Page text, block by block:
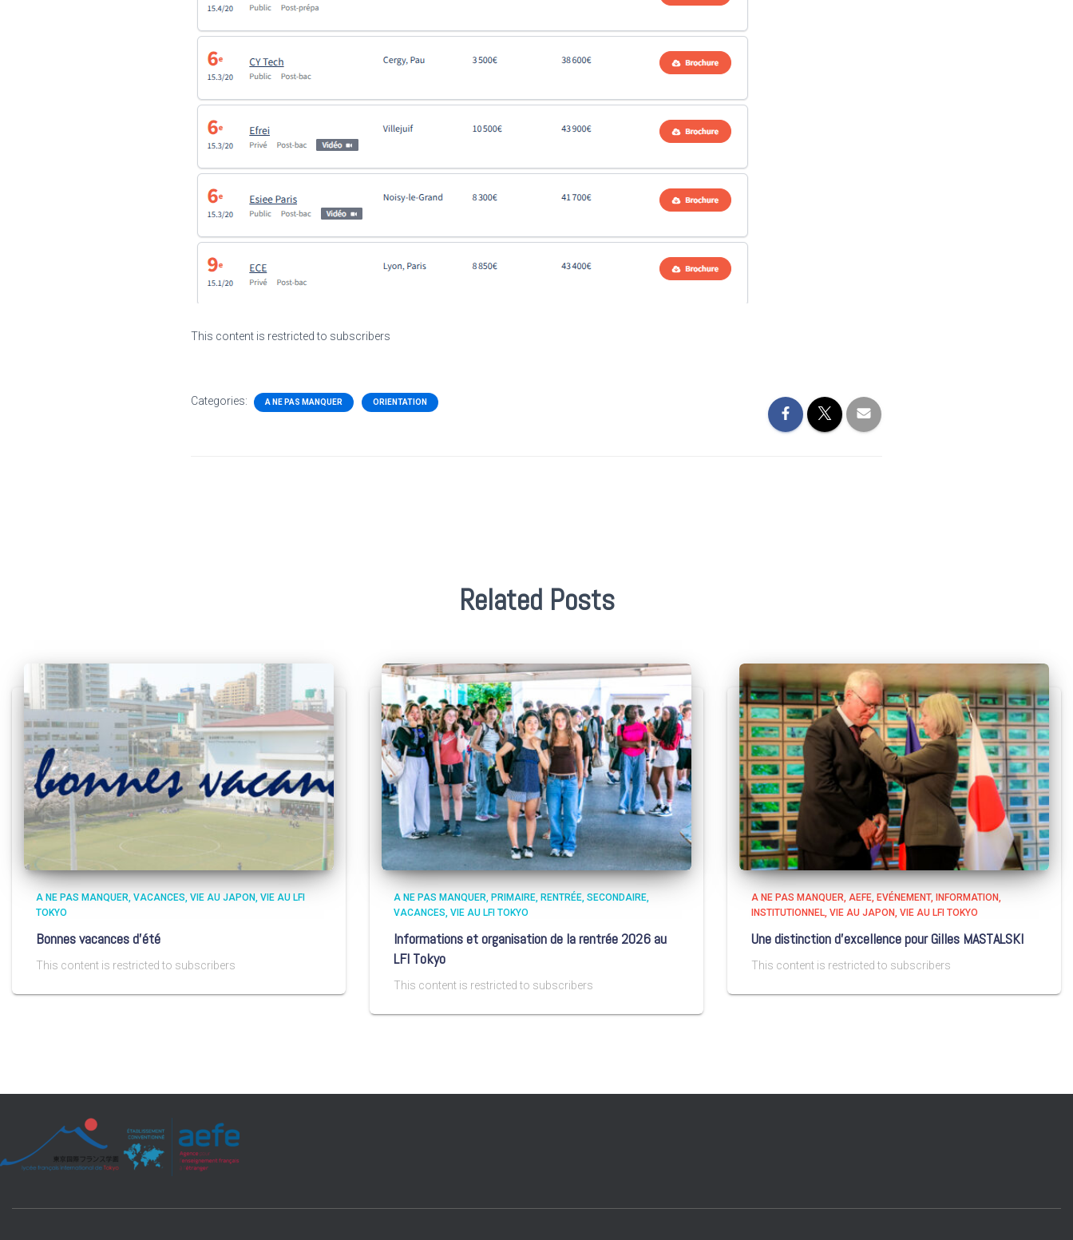
This content is restricted to subscribers
Categories: A NE PAS MANQUER ORIENTATION
Related Posts
A NE PAS MANQUER VACANCES VIE AU JAPON VIE AU LFI
TOKYO
Bonnes vacances d’été
This content is restricted to subscribers
A NE PAS MANQUER PRIMAIRE RENTRÉE SECONDAIRE
VACANCES VIE AU LFI TOKYO
Informations et organisation de la rentrée 2026 au
LFI Tokyo
This content is restricted to subscribers
A NE PAS MANQUER AEFE EVÉNEMENT INFORMATION
INSTITUTIONNEL VIE AU JAPON VIE AU LFI TOKYO
Une distinction d’excellence pour Gilles MASTALSKI
This content is restricted to subscribers